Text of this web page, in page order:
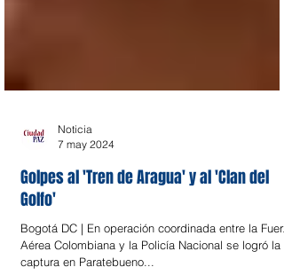
Noticia
7 may 2024
Golfo'
Bogotá DC | En operación coordinada entre la